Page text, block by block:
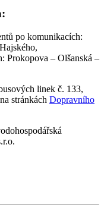
po komunikacích:
Prokopova – Olšanská –
linek č. 133,
stránkách Dopravního